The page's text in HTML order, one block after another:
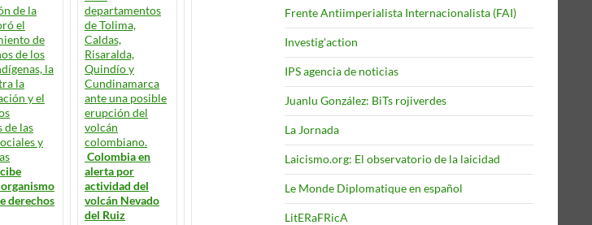
derechos
Colombia en
alerta por
actividad del
volcán Nevado
del Ruiz
Frente Antiimperialista Internacionalista (FAI)
Investig'action
IPS agencia de noticias
Juanlu González: BiTs rojiverdes
La Jornada
Laicismo.org: El observatorio de la laicidad
Le Monde Diplomatique en español
LitERaFRicA